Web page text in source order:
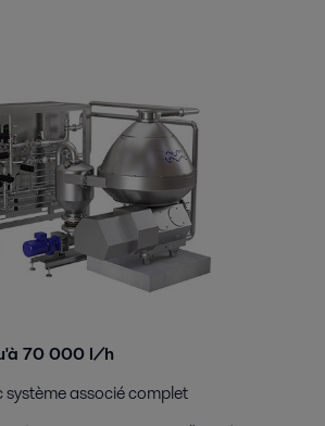
70 000 l/h
associé complet